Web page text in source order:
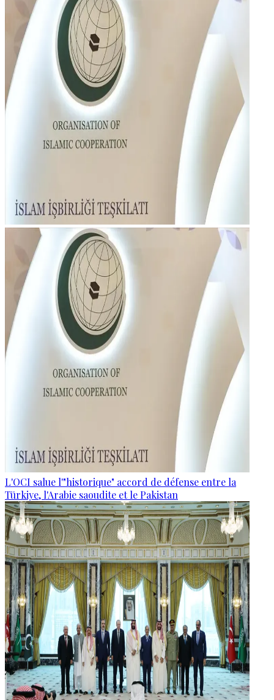
L'OCI salue l'"historique" accord de défense entre la
Türkiye, l'Arabie saoudite et le Pakistan